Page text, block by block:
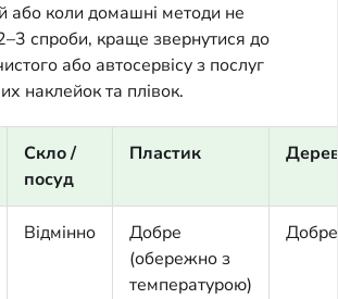
або коли домашні методи не
спроби, краще звернутися до
або автосервісу з послуг
наклейок та плівок.
Скло /
посуд
Пластик
Відмінно
Добре
(обережно з
температурою)
Добре